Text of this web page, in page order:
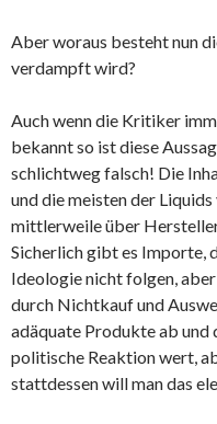
Aber woraus besteht nun
verdampft wird?
Auch wenn die Kritiker
bekannt so ist diese
schlichtweg falsch! Die
und die meisten der
mittlerweile über
Sicherlich gibt es Importe,
Ideologie nicht folgen,
durch Nichtkauf und
adäquate Produkte ab und
politische Reaktion wert,
stattdessen will man das